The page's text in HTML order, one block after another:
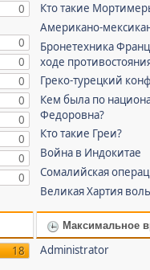
0
0
0
0
0
0
0
0
0
Кто такие
Американо-
Бронетехника
ходе
Греко-турецкий
Кем была по
Федоровна?
Кто такие Греи?
Война в Индокитае
Сомалийская
Великая Хартия
18
Максимальное
Administrator